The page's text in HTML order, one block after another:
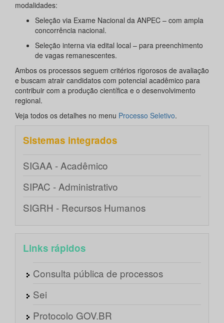
modalidades:
Seleção via Exame Nacional da ANPEC – com ampla
concorrência nacional.
Seleção interna via edital local – para preenchimento
de vagas remanescentes.
Ambos os processos seguem critérios rigorosos de avaliação
e buscam atrair candidatos com potencial acadêmico para
contribuir com a produção científica e o desenvolvimento
regional.
Veja todos os detalhes no menu Processo Seletivo.
Sistemas integrados
SIGAA - Acadêmico
SIPAC - Administrativo
SIGRH - Recursos Humanos
Links rápidos
Consulta pública de processos
Sei
Protocolo GOV.BR